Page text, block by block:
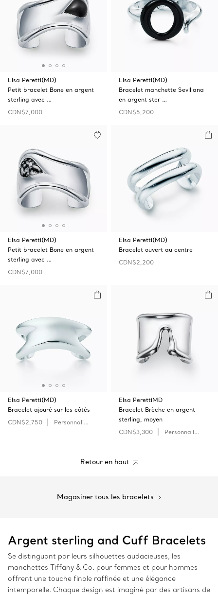
Elsa Peretti(MD)
Petit bracelet Bone en argent
sterling avec …
CDN$7,000
Elsa Peretti(MD)
Bracelet manchette Sevillana
en argent ster …
CDN$5,200
Elsa Peretti(MD)
Petit bracelet Bone en argent
sterling avec …
CDN$7,000
Elsa Peretti(MD)
Bracelet ouvert au centre
CDN$2,200
Elsa Peretti(MD)
Bracelet ajouré sur les côtés
CDN$2,750
Personnaliser
Elsa PerettiMD
Bracelet Brèche en argent
sterling, moyen
CDN$3,300
Personnaliser
Retour en haut
Magasiner tous les bracelets
Argent sterling and Cuff Bracelets
Se distinguant par leurs silhouettes audacieuses, les
manchettes Tiffany & Co. pour femmes et pour hommes
offrent une touche finale raffinée et une élégance
intemporelle. Chaque design est imaginé par des artisans de